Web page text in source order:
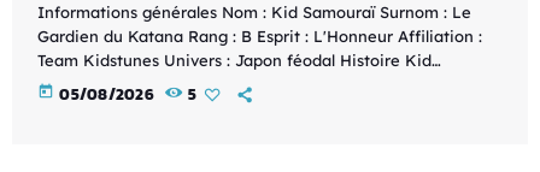
Informations générales Nom : Kid Samouraï Surnom : Le
Gardien du Katana Rang : B Esprit : L'Honneur Affiliation :
Team Kidstunes Univers : Japon féodal Histoire Kid
Samouraï est le protecteur du code de l'honneur au sein de
la Team Kidstunes. Héritier de l'Esprit de l'Honneur, il suit les
today 05/08/2026 5